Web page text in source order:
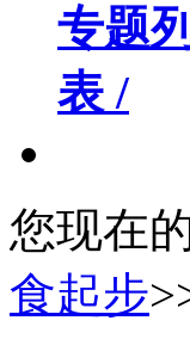
专题列
表 /
您现在
食起步